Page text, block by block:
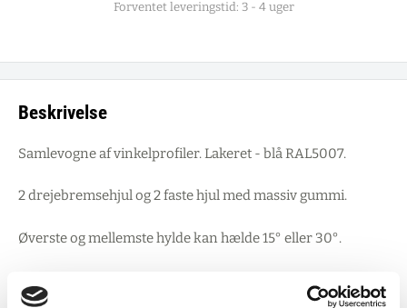
Forventet leveringstid: 3 - 4 uger
Beskrivelse
Samlevogne af vinkelprofiler. Lakeret - blå RAL5007.
2 drejebremsehjul og 2 faste hjul med massiv gummi.
Øverste og mellemste hylde kan hælde 15° eller 30°.